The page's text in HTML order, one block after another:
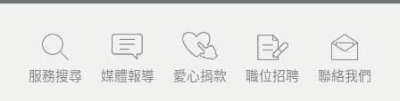
服務搜尋 媒體報導 愛心捐款 職位招聘 聯絡我們